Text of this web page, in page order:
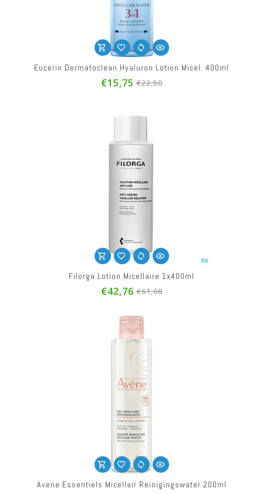
Eucerin Dermatoclean Hyaluron Lotion Micel. 400ml
€15,75 €22,50
Filorga Lotion Micellaire 1x400ml
€42,76 €61,08
Avene Essentiels Micellair Reinigingswater 200ml